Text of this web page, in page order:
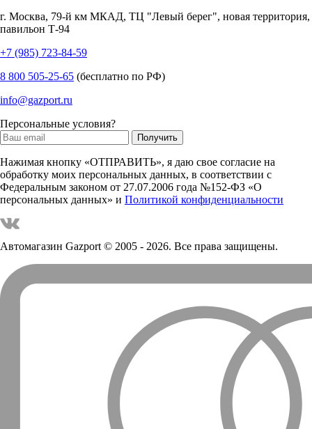
г. Москва, 79-й км МКАД, ТЦ "Левый берег", новая территория,
павильон Т-94
+7 (985) 723-84-59
8 800 505-25-65 (бесплатно по РФ)
info@gazport.ru
Персональные условия?
Нажимая кнопку «ОТПРАВИТЬ», я даю свое согласие на
обработку моих персональных данных, в соответствии с
Федеральным законом от 27.07.2006 года №152-ФЗ «О
персональных данных» и Политикой конфиденциальности
Автомагазин Gazport© 2005 - 2026. Все права защищены.